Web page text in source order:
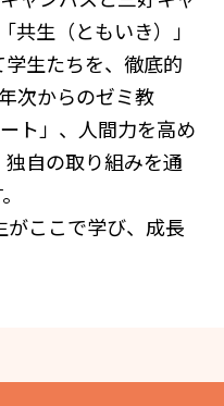
生（ともいき）」
生たちを、徹底的
次からのゼミ教
ト」、人間力を高め
自の取り組みを通
ここで学び、成長